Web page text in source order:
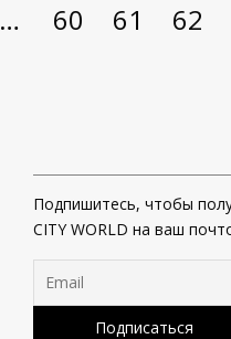
60 61 62
Подпишитесь, чтобы
CITY WORLD на ваш